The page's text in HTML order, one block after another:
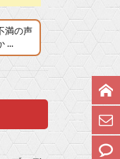
満の声
...